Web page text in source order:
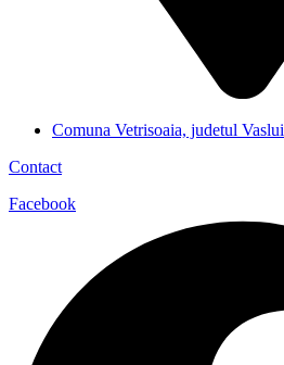
Comuna Vetrisoaia, judetul Vaslui
Contact
Facebook